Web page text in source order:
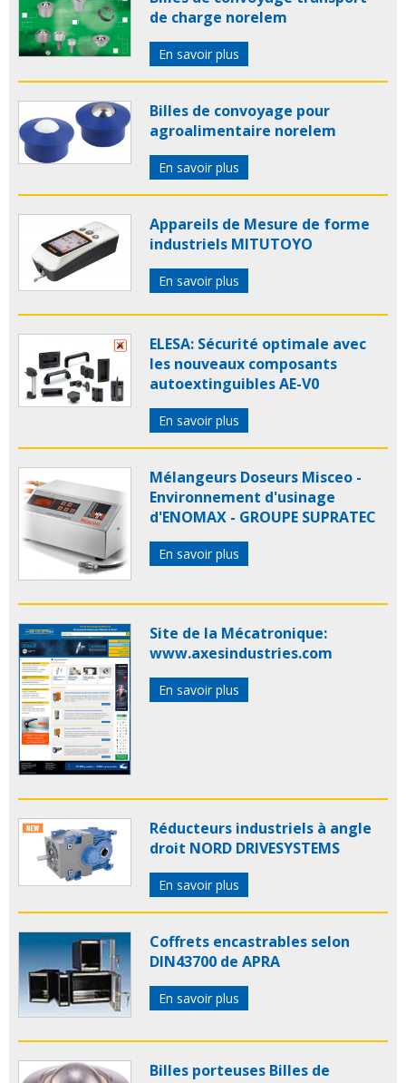
de charge norelem
En savoir plus
Billes de convoyage pour
agroalimentaire norelem
En savoir plus
Appareils de Mesure de forme
industriels MITUTOYO
En savoir plus
ELESA: Sécurité optimale avec
les nouveaux composants
autoextinguibles AE-V0
En savoir plus
Mélangeurs Doseurs Misceo -
Environnement d'usinage
d'ENOMAX - GROUPE SUPRATEC
En savoir plus
Site de la Mécatronique:
www.axesindustries.com
En savoir plus
Réducteurs industriels à angle
droit NORD DRIVESYSTEMS
En savoir plus
Coffrets encastrables selon
DIN43700 de APRA
En savoir plus
Billes porteuses Billes de